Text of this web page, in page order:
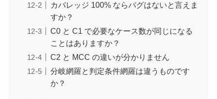
カバレッジ 100% ならバグはないと言えま
すか？
C0 と C1 で必要なケース数が同じになる
ことはありますか？
C2 と MCC の違いが分かりません
分岐網羅と判定条件網羅は違うものです
か？